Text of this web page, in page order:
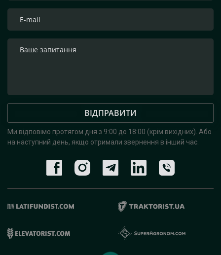
ВІДПРАВИТИ
Ми відповімо протягом дня з 9:00 до 18:00 (крім вихідних). Або
на наступний день, якщо отримали звернення в інший час.